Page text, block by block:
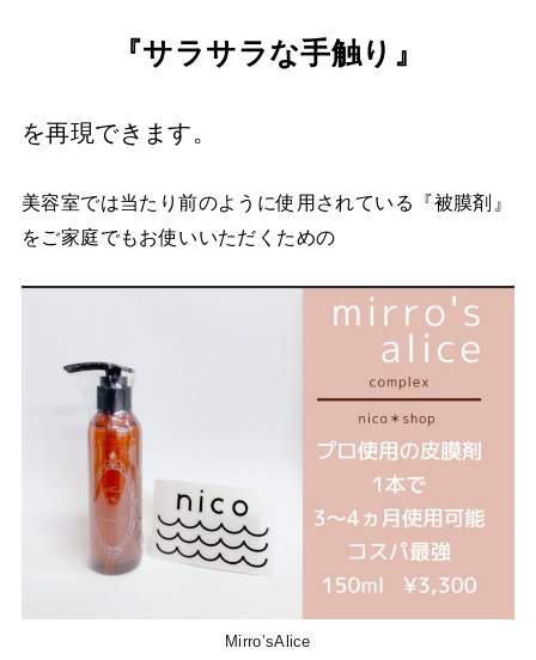
『サラサラな手触り』
を再現できます。
美容室では当たり前のように使用されている『被膜剤』
をご家庭でもお使いいただくための
Mirro’sAlice